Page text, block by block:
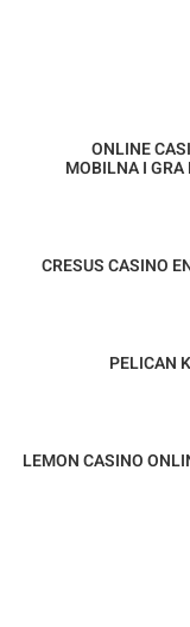
ONLINE
MOBILNA I
CRESUS CASINO
PELICAN
LEMON CASINO